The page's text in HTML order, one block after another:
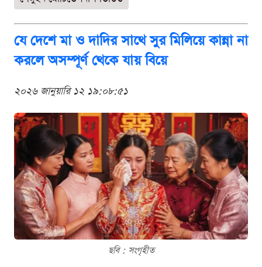
যে দেশে মা ও দাদির সাথে সুর মিলিয়ে কান্না না
করলে অসম্পূর্ণ থেকে যায় বিয়ে
২০২৬ জানুয়ারি ১২ ১৯:০৮:৫১
ছবি : সংগৃহীত